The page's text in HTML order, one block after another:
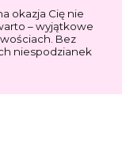
okazja Cię nie
– wyjątkowe
Bez
niespodzianek